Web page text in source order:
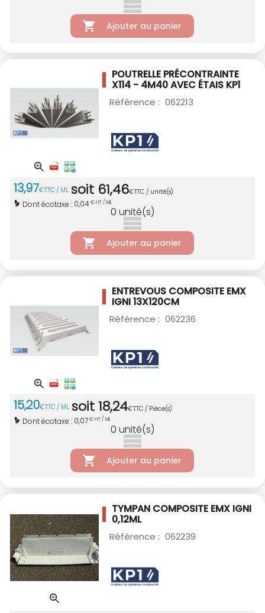
Ajouter au panier
POUTRELLE PRÉCONTRAINTE
X114 - 4M40AVEC ÉTAIS KP1
Référence : 062213
13,97€TTC / ML soit 61,46€TTC / unité(s)
Dont écotaxe : 0,04€ HT / ML
0 unité(s)
Ajouter au panier
ENTREVOUS COMPOSITE EMX
IGNI 13X120CM
Référence : 062236
15,20€TTC / ML soit18,24€TTC / Pièce(s)
Dont écotaxe : 0,07€ HT / ML
0 unité(s)
Ajouter au panier
TYMPAN COMPOSITE EMX IGNI
0,12ML
Référence : 062239